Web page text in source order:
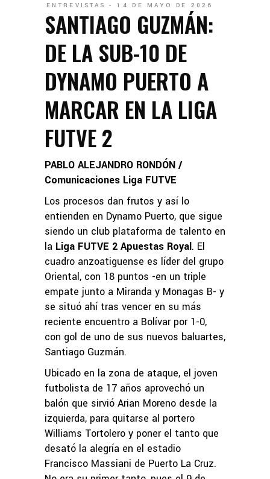
ENTREVISTAS 14 DE MAYO DE 2026
SANTIAGO GUZMÁN:
DE LA SUB-10 DE
DYNAMO PUERTO A
MARCAR EN LA LIGA
FUTVE 2
PABLO ALEJANDRO RONDÓN /
Comunicaciones Liga FUTVE
Los procesos dan frutos y así lo
entienden en Dynamo Puerto, que sigue
siendo un club plataforma de talento en
la Liga FUTVE 2 Apuestas Royal. El
cuadro anzoatiguense es líder del grupo
Oriental, con 18 puntos -en un triple
empate junto a Miranda y Monagas B- y
se situó ahí tras vencer en su más
reciente encuentro a Bolívar por 1-0,
con gol de uno de sus nuevos baluartes,
Santiago Guzmán.
Ubicado en la zona de ataque, el joven
futbolista de 17 años aprovechó un
balón que sirvió Arian Moreno desde la
izquierda, para quitarse al portero
Williams Tortolero y poner el tanto que
desató la alegría en el estadio
Francisco Massiani de Puerto La Cruz.